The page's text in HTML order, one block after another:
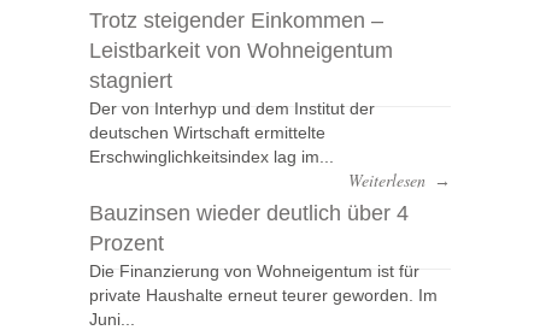
Trotz steigender Einkommen –
Leistbarkeit von Wohneigentum
stagniert
Der von Interhyp und dem Institut der
deutschen Wirtschaft ermittelte
Erschwinglichkeitsindex lag im...
Weiterlesen →
Bauzinsen wieder deutlich über 4
Prozent
Die Finanzierung von Wohneigentum ist für
private Haushalte erneut teurer geworden. Im
Juni...